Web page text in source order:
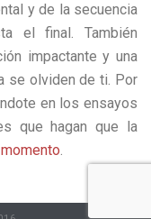
y de la secuencia
el final. También
impactante y una
se olviden de ti. Por
en los ensayos
que hagan que la
.